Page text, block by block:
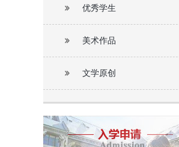
优秀学生
美术作品
文学原创